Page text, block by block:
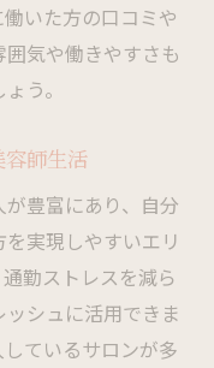
いた方の口コミや
気や働きやすさも
う。
師生活
豊富にあり、自分
実現しやすいエリ
勤ストレスを減ら
シュに活用できま
ているサロンが多